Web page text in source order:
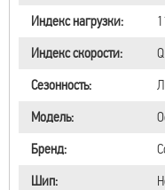
Индекс нагрузки:
Индекс скорости:
Сезонность:
Модель:
Бренд:
Шип: